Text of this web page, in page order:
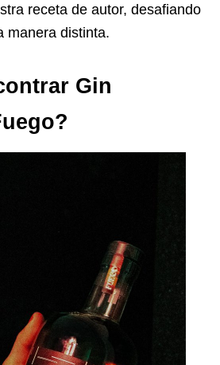
receta de autor, desafiando
manera distinta.
Gin